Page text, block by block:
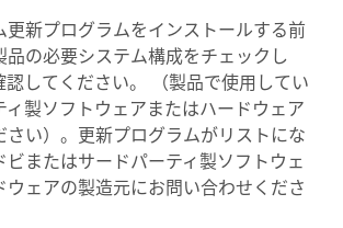
更新プログラムをインストールする前
品の必要システム構成をチェックし
認してください。 （製品で使用してい
ィ製ソフトウェアまたはハードウェア
さい）。更新プログラムがリストにな
ビまたはサードパーティ製ソフトウェ
ウェアの製造元にお問い合わせくださ